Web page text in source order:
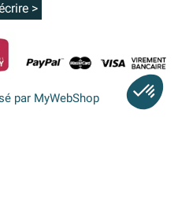
>
par MyWebShop